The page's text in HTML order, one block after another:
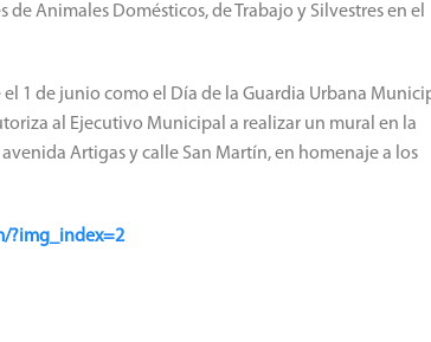
Animales Domésticos, de Trabajo y Silvestres en el
1 de junio como el Día de la Guardia Urbana
al Ejecutivo Municipal a realizar un mural en la
Artigas y calle San Martín, en homenaje a los
?img_index=2